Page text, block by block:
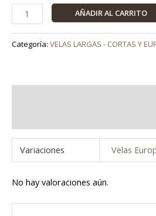
AÑADIR AL CARRITO
Categoría: VELAS LARGAS - CORTAS Y
Variaciones Velas
No hay valoraciones aún.